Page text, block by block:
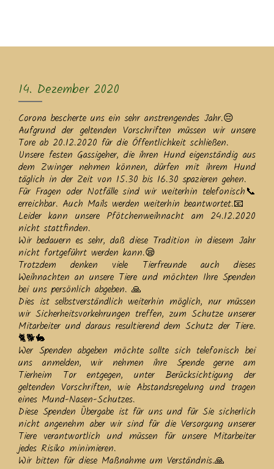
14. Dezember 2020
Corona bescherte uns ein sehr anstrengendes Jahr.😔
Aufgrund der geltenden Vorschriften müssen wir unsere
Tore ab 20.12.2020 für die Öffentlichkeit schließen.
Unsere festen Gassigeher, die ihren Hund eigenständig aus
dem Zwinger nehmen können, dürfen mit ihrem Hund
täglich in der Zeit von 15.30 bis 16.30 spazieren gehen.
Für Fragen oder Notfälle sind wir weiterhin telefonisch📞
erreichbar. Auch Mails werden weiterhin beantwortet.📧
Leider kann unsere Pfötchenweihnacht am 24.12.2020
nicht stattfinden.
Wir bedauern es sehr, daß diese Tradition in diesem Jahr
nicht fortgeführt werden kann.😪
Trotzdem denken viele Tierfreunde auch dieses
Weihnachten an unsere Tiere und möchten Ihre Spenden
bei uns persönlich abgeben. 🙏
Dies ist selbstverständlich weiterhin möglich, nur müssen
wir Sicherheitsvorkehrungen treffen, zum Schutze unserer
Mitarbeiter und daraus resultierend dem Schutz der Tiere.
🐈🐕🐇
Wer Spenden abgeben möchte sollte sich telefonisch bei
uns anmelden, wir nehmen ihre Spende gerne am
Tierheim Tor entgegen, unter Berücksichtigung der
geltenden Vorschriften, wie Abstandsregelung und tragen
eines Mund-Nasen-Schutzes.
Diese Spenden Übergabe ist für uns und für Sie sicherlich
nicht angenehm aber wir sind für die Versorgung unserer
Tiere verantwortlich und müssen für unsere Mitarbeiter
jedes Risiko minimieren.
Wir bitten für diese Maßnahme um Verständnis.🙏